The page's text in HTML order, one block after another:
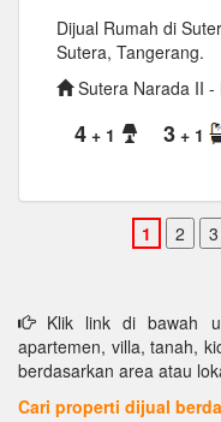
Dijual Rumah di
Sutera, Tangerang.
Sutera Narada II -
4 + 1 3 + 1
Klik link di bawah
apartemen, villa, tanah,
berdasarkan area atau
Cari properti dijual